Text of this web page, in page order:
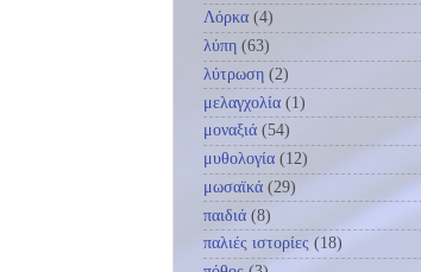
Λόρκα (4)
λύπη (63)
λύτρωση (2)
μελαγχολία (1)
μοναξιά (54)
μυθολογία (12)
μωσαϊκά (29)
παιδιά (8)
παλιές ιστορίες (18)